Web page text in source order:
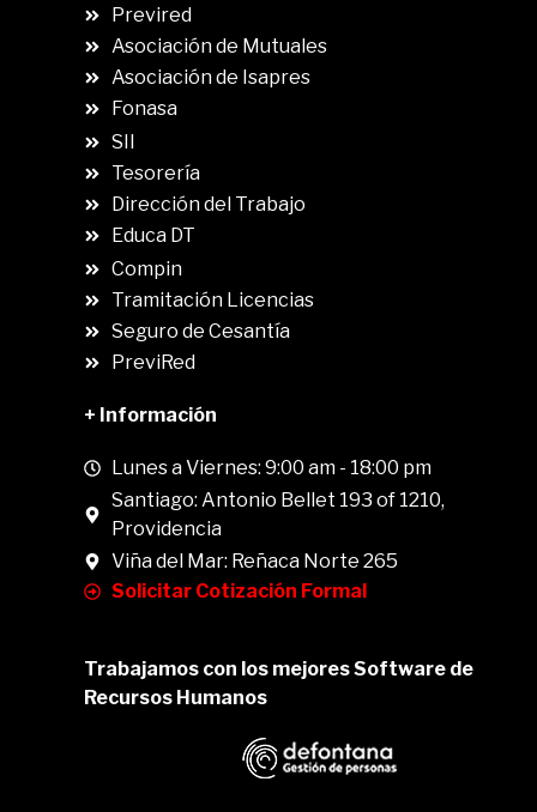
Previred
Asociación de Mutuales
Asociación de Isapres
Fonasa
SII
Tesorería
Dirección del Trabajo
Educa DT
Compin
Tramitación Licencias
Seguro de Cesantía
PreviRed
+ Información
Lunes a Viernes: 9:00 am - 18:00 pm
Santiago: Antonio Bellet 193 of 1210,
Providencia
Viña del Mar: Reñaca Norte 265
Solicitar Cotización Formal
Trabajamos con los mejores Software de
Recursos Humanos